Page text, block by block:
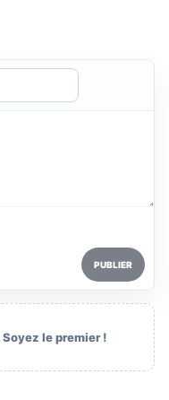
PUBLIER
le premier !